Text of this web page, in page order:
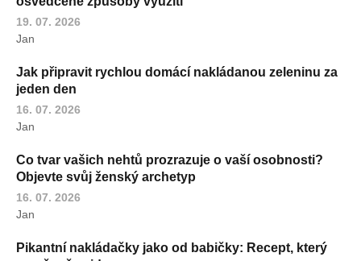
19. 07. 2026
Jan
Jak připravit rychlou domácí nakládanou zeleninu za
jeden den
16. 07. 2026
Jan
Co tvar vašich nehtů prozrazuje o vaší osobnosti?
Objevte svůj ženský archetyp
16. 07. 2026
Jan
Pikantní nakládačky jako od babičky: Recept, který